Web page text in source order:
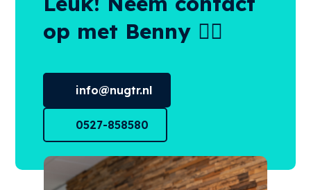
op met Benny 👌🏻
info@nugtr.nl
0527-858580